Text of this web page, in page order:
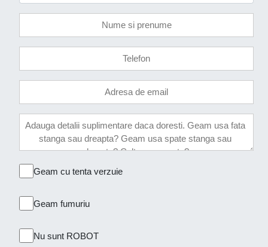
Geam cu tenta verzuie
Geam fumuriu
Nu sunt ROBOT